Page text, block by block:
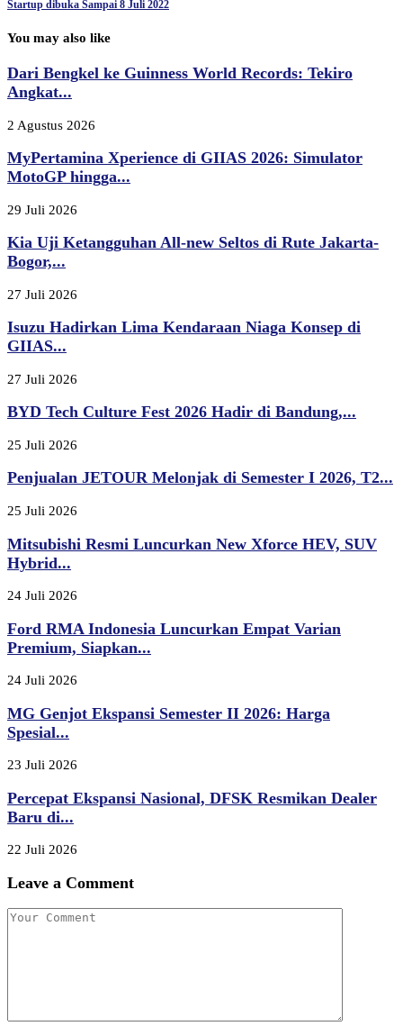
Startup dibuka Sampai 8 Juli 2022
You may also like
Dari Bengkel ke Guinness World Records: Tekiro
Angkat...
2 Agustus 2026
MyPertamina Xperience di GIIAS 2026: Simulator
MotoGP hingga...
29 Juli 2026
Kia Uji Ketangguhan All-new Seltos di Rute Jakarta-
Bogor,...
27 Juli 2026
Isuzu Hadirkan Lima Kendaraan Niaga Konsep di
GIIAS...
27 Juli 2026
BYD Tech Culture Fest 2026 Hadir di Bandung,...
25 Juli 2026
Penjualan JETOUR Melonjak di Semester I 2026, T2...
25 Juli 2026
Mitsubishi Resmi Luncurkan New Xforce HEV, SUV
Hybrid...
24 Juli 2026
Ford RMA Indonesia Luncurkan Empat Varian
Premium, Siapkan...
24 Juli 2026
MG Genjot Ekspansi Semester II 2026: Harga
Spesial...
23 Juli 2026
Percepat Ekspansi Nasional, DFSK Resmikan Dealer
Baru di...
22 Juli 2026
Leave a Comment